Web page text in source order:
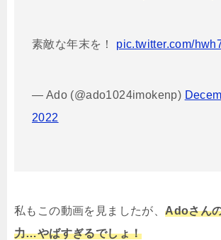
素敵な年末を！ pic.twitter.com/
— Ado (@ado1024imokenp)
2022
私もこの動画を見ましたが、Adoさん
力…やばすぎるでしょ！